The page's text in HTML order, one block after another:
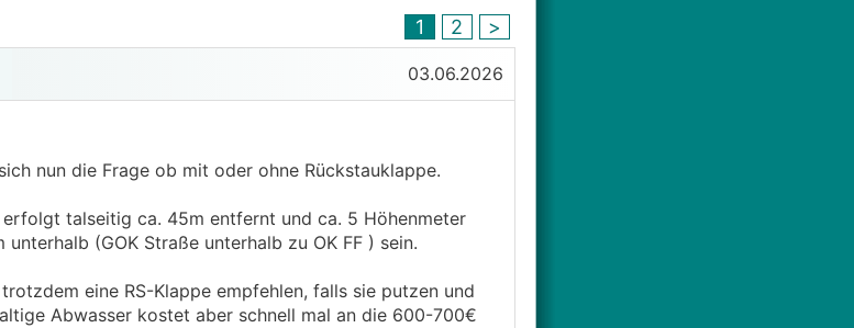
1 2 >
03.06.2026
nun die Frage ob mit oder ohne Rückstauklappe.
talseitig ca. 45m entfernt und ca. 5 Höhenmeter
(GOK Straße unterhalb zu OK FF ) sein.
eine RS-Klappe empfehlen, falls sie putzen und
Abwasser kostet aber schnell mal an die 600-700€